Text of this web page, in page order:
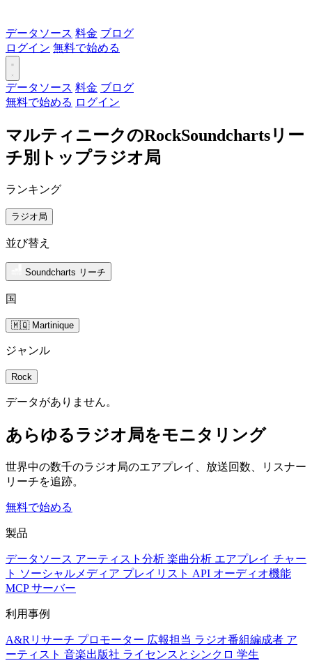
データソース 料金 ブログ
ログイン 無料で始める
データソース 料金 ブログ
無料で始める ログイン
マルティニークのRockSoundchartsリー
チ別トップラジオ局
ランキング
ラジオ局
並び替え
Soundcharts リーチ
国
🇲🇶 Martinique
ジャンル
Rock
データがありません。
あらゆるラジオ局をモニタリング
世界中の数千のラジオ局のエアプレイ、放送回数、リスナー
リーチを追跡。
無料で始める
製品
データソース アーティスト分析 楽曲分析 エアプレイ チャー
ト ソーシャルメディア プレイリスト API オーディオ機能
MCP サーバー
利用事例
A&Rリサーチ プロモーター 広報担当 ラジオ番組編成者 ア
ーティスト 音楽出版社 ライセンスとシンクロ 学生